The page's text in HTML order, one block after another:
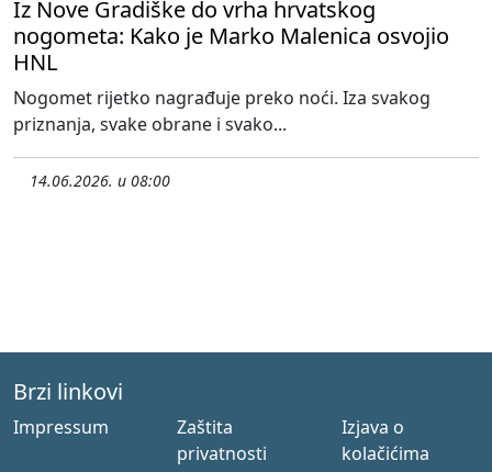
Iz Nove Gradiške do vrha hrvatskog
nogometa: Kako je Marko Malenica osvojio
HNL
Nogomet rijetko nagrađuje preko noći. Iza svakog
priznanja, svake obrane i svako...
14.06.2026. u 08:00
Brzi linkovi
Impressum
Zaštita
privatnosti
Izjava o
kolačićima